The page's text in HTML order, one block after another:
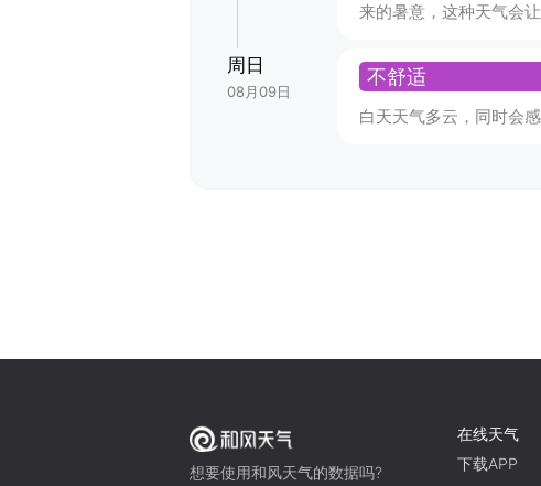
来的暑意，这种天气会让
周日
08月09日
不舒适
白天天气多云，同时会
想要使用和风天气的数据吗?
在线天气
下载APP